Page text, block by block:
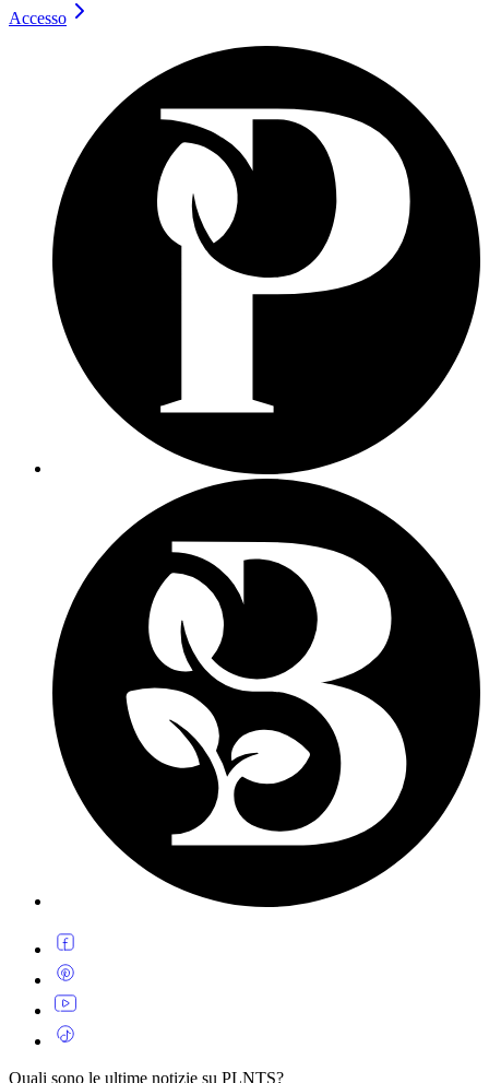
Accesso
Quali sono le ultime notizie su PLNTS?